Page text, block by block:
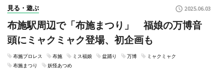
見る・遊ぶ 2025.06.03
布施駅周辺で「布施まつり」 福娘の万博音
頭にミャクミャク登場、初企画も
布施プロレス 布施 ミス福娘 盆踊り 万博
ミャクミャク
布施まつり
妖怪あつめ